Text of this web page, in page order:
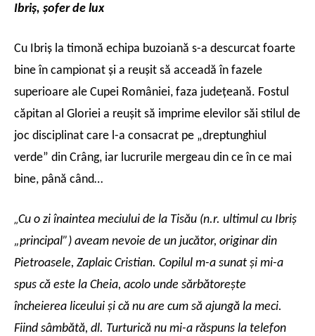
Ibriş, şofer de lux
Cu Ibriş la timonă echipa buzoiană s-a descurcat foarte
bine în campionat şi a reuşit să acceadă în fazele
superioare ale Cupei României, faza judeţeană. Fostul
căpitan al Gloriei a reuşit să imprime elevilor săi stilul de
joc disciplinat care l-a consacrat pe „dreptunghiul
verde” din Crâng, iar lucrurile mergeau din ce în ce mai
bine, până când…
„Cu o zi înaintea meciului de la Tisău (n.r. ultimul cu Ibriş
„principal”) aveam nevoie de un jucător, originar din
Pietroasele, Zaplaic Cristian. Copilul m-a sunat şi mi-a
spus că este la Cheia, acolo unde sărbătoreşte
încheierea liceului şi că nu are cum să ajungă la meci.
Fiind sâmbătă, dl. Turturică nu mi-a răspuns la telefon